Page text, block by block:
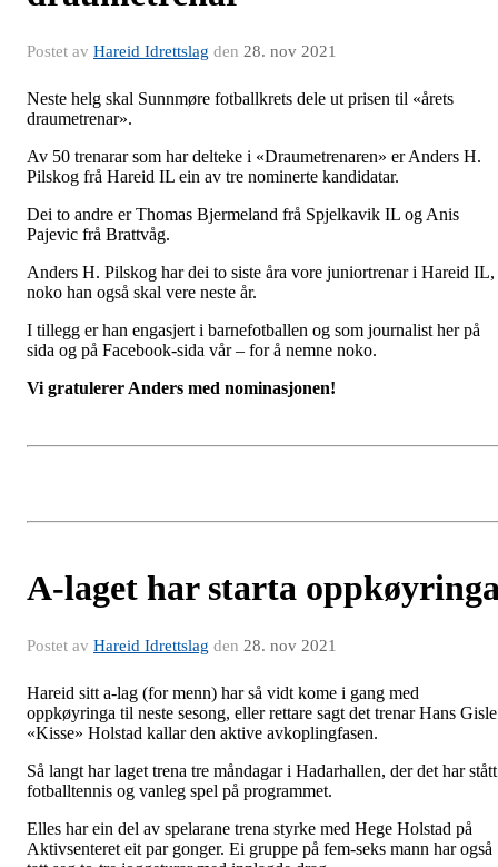
Postet av Hareid Idrettslag den 28. nov 2021
Neste helg skal Sunnmøre fotballkrets dele ut prisen til «årets
draumetrenar».
Av 50 trenarar som har delteke i «Draumetrenaren» er Anders H.
Pilskog frå Hareid IL ein av tre nominerte kandidatar.
Dei to andre er Thomas Bjermeland frå Spjelkavik IL og Anis
Pajevic frå Brattvåg.
Anders H. Pilskog har dei to siste åra vore juniortrenar i Hareid IL,
noko han også skal vere neste år.
I tillegg er han engasjert i barnefotballen og som journalist her på
sida og på Facebook-sida vår – for å nemne noko.
Vi gratulerer Anders med nominasjonen!
A-laget har starta
Postet av Hareid Idrettslag den 28. nov 2021
Hareid sitt a-lag (for menn) har så vidt kome i gang med
oppkøyringa til neste sesong, eller rettare sagt det trenar Hans Gisle
«Kisse» Holstad kallar den aktive avkoplingfasen.
Så langt har laget trena tre måndagar i Hadarhallen, der det har stått
fotballtennis og vanleg spel på programmet.
Elles har ein del av spelarane trena styrke med Hege Holstad på
Aktivsenteret eit par gonger. Ei gruppe på fem-seks mann har også